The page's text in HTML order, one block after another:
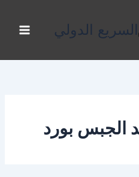
السريع الدولي
الجبس بورد